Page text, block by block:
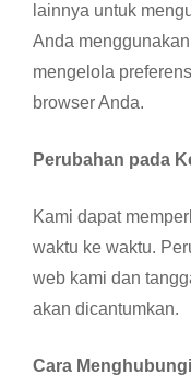
lainnya untuk
Anda
mengelola
browser Anda.
Perubahan pada
Kami dapat
waktu ke waktu.
web kami dan
akan dicantumkan.
Cara